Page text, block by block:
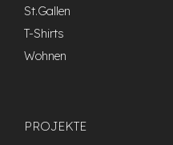
St.Gallen
T-Shirts
Wohnen
PROJEKTE